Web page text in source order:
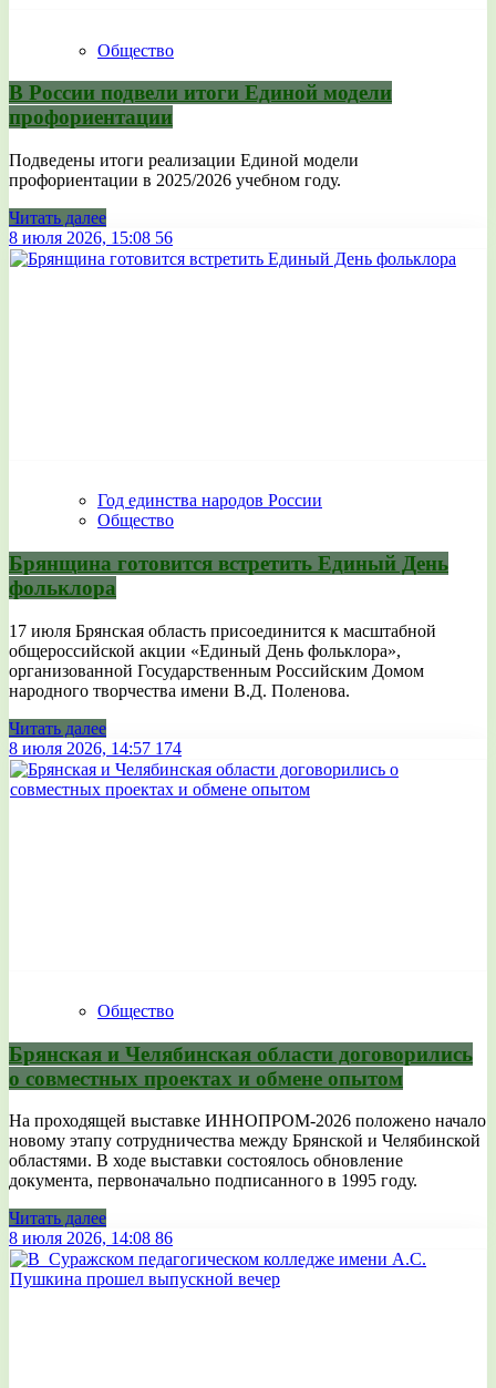
Общество
В России подвели итоги Единой модели
профориентации
Подведены итоги реализации Единой модели
профориентации в 2025/2026 учебном году.
Читать далее
8 июля 2026, 15:08 56
Год единства народов России
Общество
Брянщина готовится встретить Единый День
фольклора
17 июля Брянская область присоединится к масштабной
общероссийской акции «Единый День фольклора»,
организованной Государственным Российским Домом
народного творчества имени В.Д. Поленова.
Читать далее
8 июля 2026, 14:57 174
Общество
Брянская и Челябинская области договорились
о совместных проектах и обмене опытом
На проходящей выставке ИННОПРОМ-2026 положено начало
новому этапу сотрудничества между Брянской и Челябинской
областями. В ходе выставки состоялось обновление
документа, первоначально подписанного в 1995 году.
Читать далее
8 июля 2026, 14:08 86